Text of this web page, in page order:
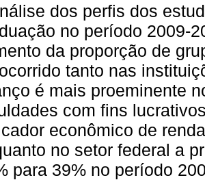
dos perfis dos
no período 2009-
da proporção de
tanto nas
é mais proeminente
com fins
econômico de
no setor federal a
para 39% no período